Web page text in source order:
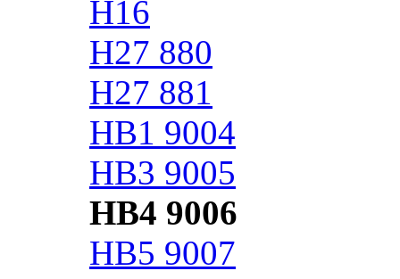
H16
H27 880
H27 881
HB1 9004
HB3 9005
HB4 9006
HB5 9007